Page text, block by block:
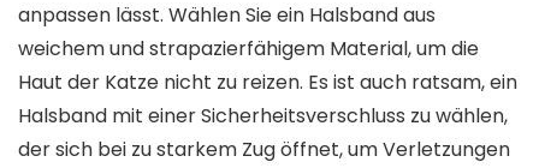
anpassen lässt. Wählen Sie ein Halsband aus
weichem und strapazierfähigem Material, um die
Haut der Katze nicht zu reizen. Es ist auch ratsam, ein
Halsband mit einer Sicherheitsverschluss zu wählen,
der sich bei zu starkem Zug öffnet, um Verletzungen